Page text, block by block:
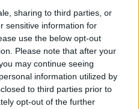
sharing to third parties, or
sensitive information for
use the below opt-out
Please note that after your
may continue seeing
information utilized by
to third parties prior to
opt-out of the further